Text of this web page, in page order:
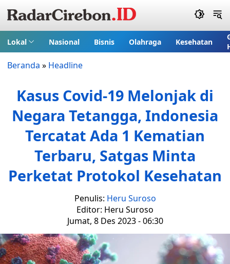
Lokal Nasional Bisnis Olahraga Kesehatan
Beranda » Headline
Kasus Covid-19 Melonjak di
Negara Tetangga, Indonesia
Tercatat Ada 1 Kematian
Terbaru, Satgas Minta
Perketat Protokol Kesehatan
Penulis: Heru Suroso
Editor: Heru Suroso
Jumat, 8 Des 2023 - 06:30